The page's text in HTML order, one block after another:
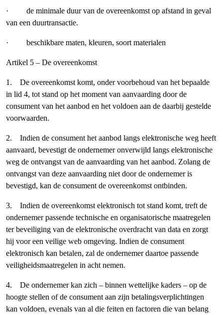
· de minimale duur van de overeenkomst op afstand in geval
van een duurtransactie.
· beschikbare maten, kleuren, soort materialen
Artikel 5 – De overeenkomst
1. De overeenkomst komt, onder voorbehoud van het bepaalde
in lid 4, tot stand op het moment van aanvaarding door de
consument van het aanbod en het voldoen aan de daarbij gestelde
voorwaarden.
2. Indien de consument het aanbod langs elektronische weg heeft
aanvaard, bevestigt de ondernemer onverwijld langs elektronische
weg de ontvangst van de aanvaarding van het aanbod. Zolang de
ontvangst van deze aanvaarding niet door de ondernemer is
bevestigd, kan de consument de overeenkomst ontbinden.
3. Indien de overeenkomst elektronisch tot stand komt, treft de
ondernemer passende technische en organisatorische maatregelen
ter beveiliging van de elektronische overdracht van data en zorgt
hij voor een veilige web omgeving. Indien de consument
elektronisch kan betalen, zal de ondernemer daartoe passende
veiligheidsmaatregelen in acht nemen.
4. De ondernemer kan zich – binnen wettelijke kaders – op de
hoogte stellen of de consument aan zijn betalingsverplichtingen
kan voldoen, evenals van al die feiten en factoren die van belang